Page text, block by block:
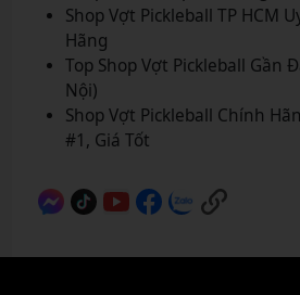
Shop Vợt Pickleball TP HCM
Hãng
Top Shop Vợt Pickleball Gần
Nội)
Shop Vợt Pickleball Chính
#1, Giá Tốt